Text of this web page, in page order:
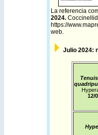
La referencia
2024.
https://
web.
Julio 2024:
12/